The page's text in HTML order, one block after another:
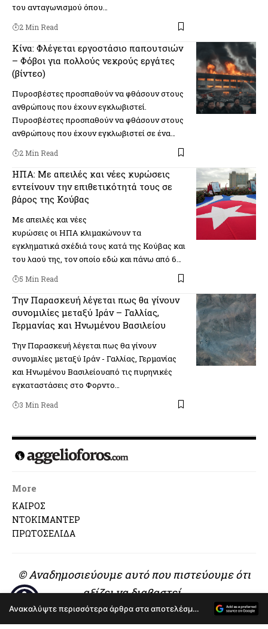
του ανταγωνισμού όπου…
2 Min Read
Κίνα: Φλέγεται εργοστάσιο παπουτσιών
– Φόβοι για πολλούς νεκρούς εργάτες
(βίντεο)
Πυροσβέστες προσπαθούν να φθάσουν στους
ανθρώπους που έχουν εγκλωβιστεί.
Πυροσβέστες προσπαθούν να φθάσουν στους
ανθρώπους που έχουν εγκλωβιστεί σε ένα…
2 Min Read
ΗΠΑ: Με απειλές και νέες κυρώσεις
εντείνουν την επιθετικότητά τους σε
βάρος της Κούβας
Με απειλές και νέες
κυρώσεις οι ΗΠΑ κλιμακώνουν τα
εγκληματικά σχέδιά τους κατά της Κούβας και
του λαού της, τον οποίο εδώ και πάνω από 6…
5 Min Read
Την Παρασκευή λέγεται πως θα γίνουν
συνομιλίες μεταξύ Ιράν – Γαλλίας,
Γερμανίας και Ηνωμένου Βασιλείου
Την Παρασκευή λέγεται πως θα γίνουν
συνομιλίες μεταξύ Ιράν - Γαλλίας, Γερμανίας
και Ηνωμένου Βασιλείουαπό τις πυρηνικές
εγκαταστάσεις στο Φορντο…
3 Min Read
More
ΚΑΙΡΟΣ
ΝΤΟΚΙΜΑΝΤΕΡ
ΠΡΩΤΟΣΕΛΙΔΑ
© Αναδημοσιεύουμε αυτό που πιστεύουμε ότι
αξίζει να διαβαστεί..
Ανακαλύψτε περισσότερα άρθρα στα αποτελέσματα αναζήτησης